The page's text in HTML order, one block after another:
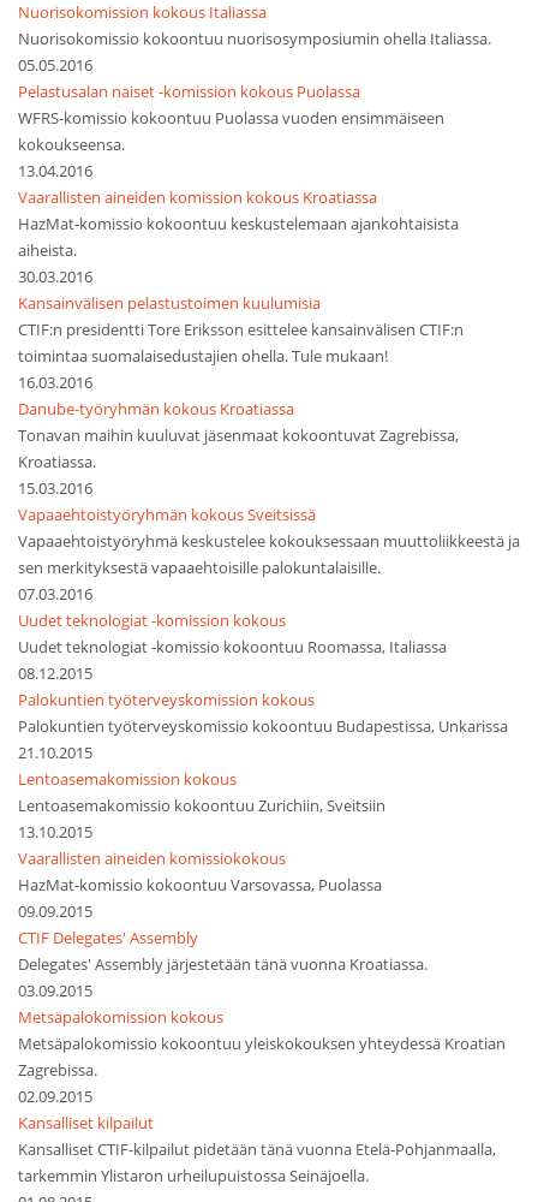
Nuorisokomission kokous Italiassa
Nuorisokomissio kokoontuu nuorisosymposiumin ohella Italiassa.
05.05.2016
Pelastusalan naiset -komission kokous Puolassa
WFRS-komissio kokoontuu Puolassa vuoden ensimmäiseen
kokoukseensa.
13.04.2016
Vaarallisten aineiden komission kokous Kroatiassa
HazMat-komissio kokoontuu keskustelemaan ajankohtaisista
aiheista.
30.03.2016
Kansainvälisen pelastustoimen kuulumisia
CTIF:n presidentti Tore Eriksson esittelee kansainvälisen CTIF:n
toimintaa suomalaisedustajien ohella. Tule mukaan!
16.03.2016
Danube-työryhmän kokous Kroatiassa
Tonavan maihin kuuluvat jäsenmaat kokoontuvat Zagrebissa,
Kroatiassa.
15.03.2016
Vapaaehtoistyöryhmän kokous Sveitsissä
Vapaaehtoistyöryhmä keskustelee kokouksessaan muuttoliikkeestä ja
sen merkityksestä vapaaehtoisille palokuntalaisille.
07.03.2016
Uudet teknologiat -komission kokous
Uudet teknologiat -komissio kokoontuu Roomassa, Italiassa
08.12.2015
Palokuntien työterveyskomission kokous
Palokuntien työterveyskomissio kokoontuu Budapestissa, Unkarissa
21.10.2015
Lentoasemakomission kokous
Lentoasemakomissio kokoontuu Zurichiin, Sveitsiin
13.10.2015
Vaarallisten aineiden komissiokokous
HazMat-komissio kokoontuu Varsovassa, Puolassa
09.09.2015
CTIF Delegates' Assembly
Delegates' Assembly järjestetään tänä vuonna Kroatiassa.
03.09.2015
Metsäpalokomission kokous
Metsäpalokomissio kokoontuu yleiskokouksen yhteydessä Kroatian
Zagrebissa.
02.09.2015
Kansalliset kilpailut
Kansalliset CTIF-kilpailut pidetään tänä vuonna Etelä-Pohjanmaalla,
tarkemmin Ylistaron urheilupuistossa Seinäjoella.